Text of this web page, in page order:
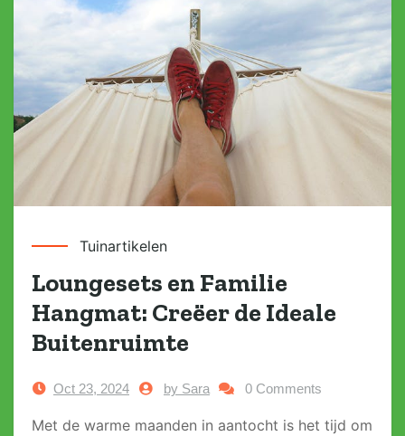
Tuinartikelen
Loungesets en Familie
Hangmat: Creëer de Ideale
Buitenruimte
Oct 23, 2024 by Sara 0 Comments
Met de warme maanden in aantocht is het tijd om